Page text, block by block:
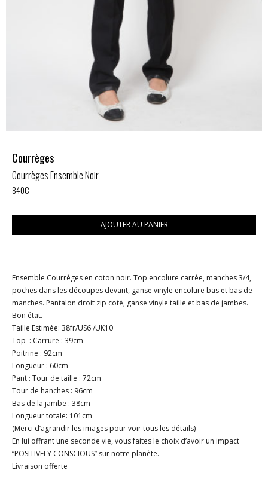
Courrèges
Courrèges Ensemble Noir
840€
AJOUTER AU PANIER
Ensemble Courrèges en coton noir. Top encolure carrée, manches 3/4,
poches dans les découpes devant, ganse vinyle encolure bas et bas de
manches. Pantalon droit zip coté, ganse vinyle taille et bas de jambes.
Bon état.
Taille Estimée: 38fr/US6 /UK10
Top : Carrure : 39cm
Poitrine : 92cm
Longueur : 60cm
Pant : Tour de taille : 72cm
Tour de hanches : 96cm
Bas de la jambe : 38cm
Longueur totale: 101cm
(Merci d’agrandir les images pour voir tous les détails)
En lui offrant une seconde vie, vous faites le choix d’avoir un impact
“POSITIVELY CONSCIOUS” sur notre planète.
Livraison offerte